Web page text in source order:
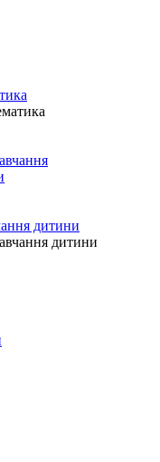
дитини
дитини